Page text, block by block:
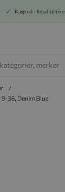
Kjøp nå - betal senere
9-36, Denim Blue